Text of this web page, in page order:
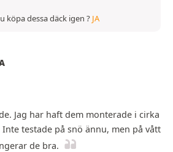
köpa dessa däck igen ? JA
Jag har haft dem monterade i cirka
testade på snö ännu, men på vått
de bra.